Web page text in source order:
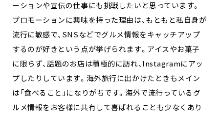
ーションや宣伝の仕事にも挑戦したいと思っています。
プロモーションに興味を持った理由は、もともと私自身が
流行に敏感で、SNSなどでグルメ情報をキャッチアップ
するのが好きという点が挙げられます。アイスやお菓子
に限らず、話題のお店は積極的に訪れ、Instagramにアッ
プしたりしています。海外旅行に出かけたときもメイン
は「食べること」になりがちです。海外で流行っているグ
ルメ情報をお客様に共有して喜ばれることも少なくあり